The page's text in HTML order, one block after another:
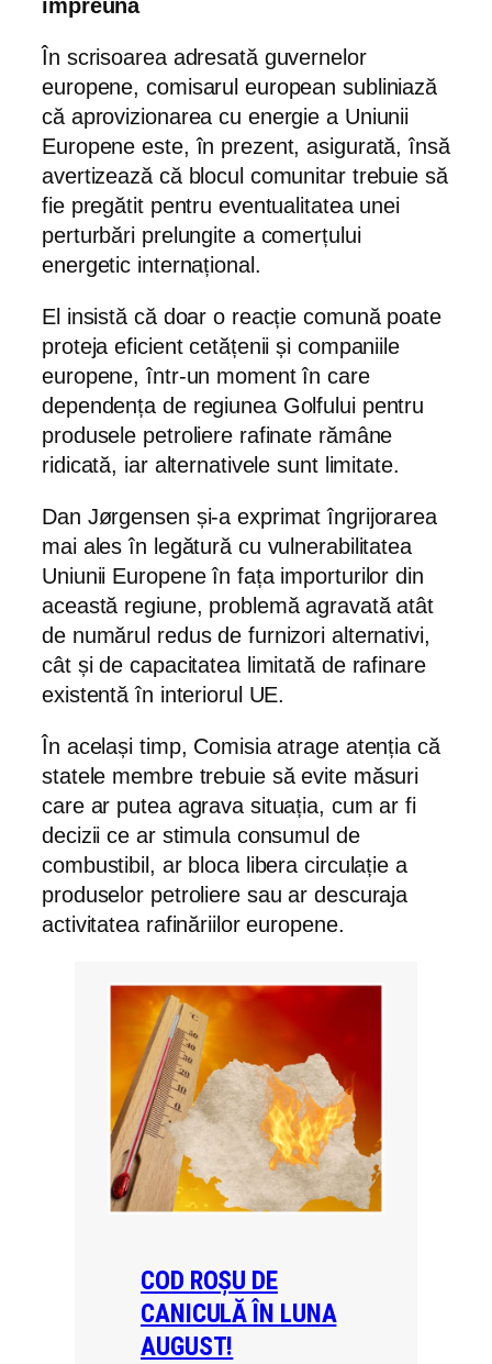
împreună
În scrisoarea adresată guvernelor
europene, comisarul european subliniază
că aprovizionarea cu energie a Uniunii
Europene este, în prezent, asigurată, însă
avertizează că blocul comunitar trebuie să
fie pregătit pentru eventualitatea unei
perturbări prelungite a comerțului
energetic internațional.
El insistă că doar o reacție comună poate
proteja eficient cetățenii și companiile
europene, într-un moment în care
dependența de regiunea Golfului pentru
produsele petroliere rafinate rămâne
ridicată, iar alternativele sunt limitate.
Dan Jørgensen și-a exprimat îngrijorarea
mai ales în legătură cu vulnerabilitatea
Uniunii Europene în fața importurilor din
această regiune, problemă agravată atât
de numărul redus de furnizori alternativi,
cât și de capacitatea limitată de rafinare
existentă în interiorul UE.
În același timp, Comisia atrage atenția că
statele membre trebuie să evite măsuri
care ar putea agrava situația, cum ar fi
decizii ce ar stimula consumul de
combustibil, ar bloca libera circulație a
produselor petroliere sau ar descuraja
activitatea rafinăriilor europene.
COD ROȘU DE
CANICULĂ ÎN LUNA
AUGUST!